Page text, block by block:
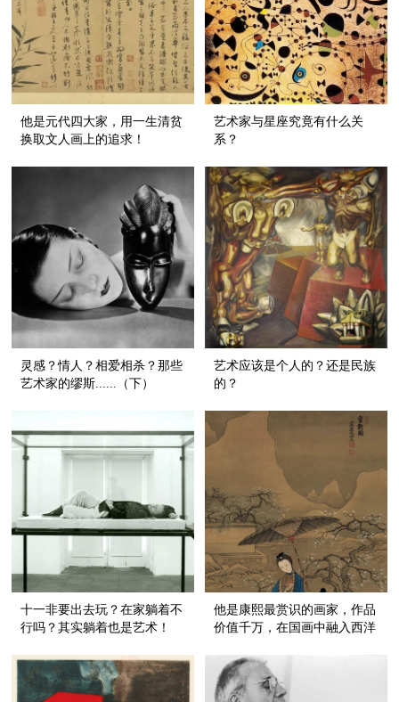
他是元代四大家，用一生清贫
换取文人画上的追求！
艺术家与星座究竟有什么关
系？
灵感？情人？相爱相杀？那些
艺术家的缪斯......（下）
艺术应该是个人的？还是民族
的？
十一非要出去玩？在家躺着不
行吗？其实躺着也是艺术！
他是康熙最赏识的画家，作品
价值千万，在国画中融入西洋